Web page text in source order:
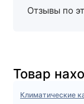
Отзывы по
Товар
Климатические